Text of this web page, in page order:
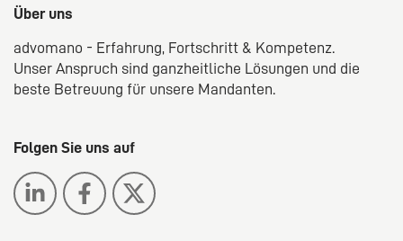
Über uns
advomano - Erfahrung, Fortschritt & Kompetenz.
Unser Anspruch sind ganzheitliche Lösungen und die
beste Betreuung für unsere Mandanten.
Folgen Sie uns auf